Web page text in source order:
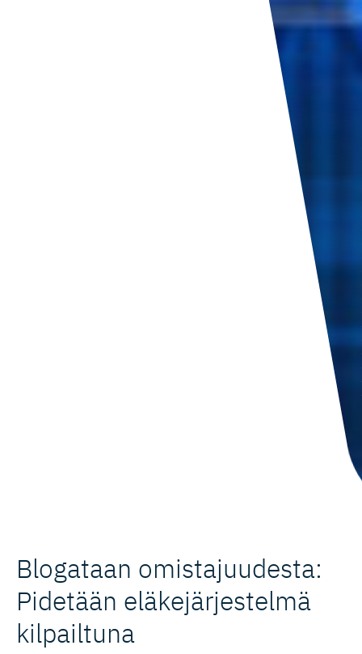
Blogataan omistajuu­desta:
Pidetään eläkejärjestelmä
kilpailtuna